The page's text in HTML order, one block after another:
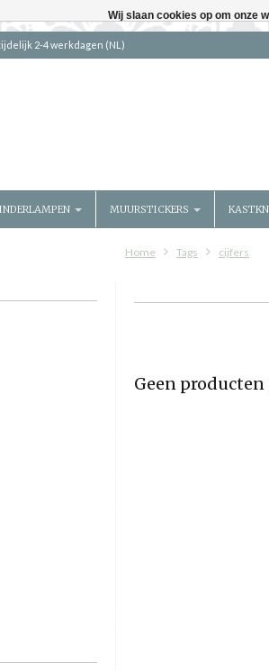
2-4 werkdagen (NL)
MUURSTICKERS
Home Tags cijfers
Geen
Wij slaan cookies op om onze